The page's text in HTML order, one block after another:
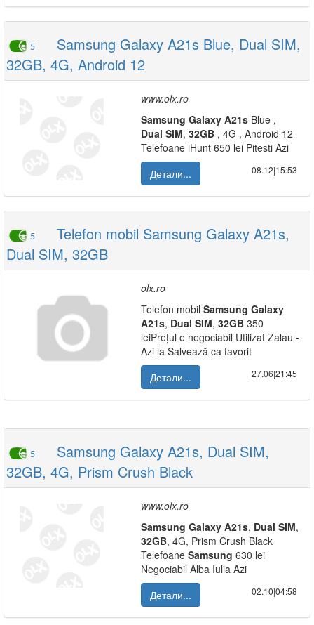
5
Samsung Galaxy A21s Blue, Dual SIM,
32GB, 4G, Android 12
www.olx.ro
Samsung Galaxy A21s Blue ,
Dual SIM, 32GB , 4G , Android 12
Telefoane iHunt 650 lei Pitesti Azi
Детали...
08.12|15:53
5
Telefon mobil Samsung Galaxy A21s,
Dual SIM, 32GB
olx.ro
Telefon mobil Samsung Galaxy
A21s, Dual SIM, 32GB 350
leiPrețul e negociabil Utilizat Zalau -
Azi la Salvează ca favorit
Детали...
27.06|21:45
5
Samsung Galaxy A21s, Dual SIM,
32GB, 4G, Prism Crush Black
www.olx.ro
Samsung Galaxy A21s, Dual SIM,
32GB, 4G, Prism Crush Black
Telefoane Samsung 630 lei
Negociabil Alba Iulia Azi
Детали...
02.10|04:58